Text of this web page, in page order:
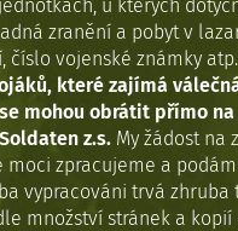
u kterých
zranění a pobyt v
číslo vojenské známky atp.
které zajímá
mohou obrátit přímo
z.s. My žádost na
moci zpracujeme a
vypracováni trvá zhruba
množství stránek a kopií